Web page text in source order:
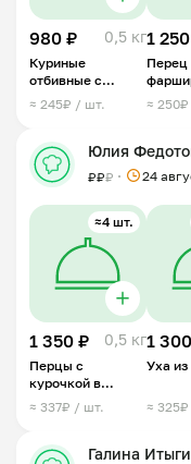
980 ₽ 0,5 кг
Куриные
отбивные с
ананасом под
≈ 245₽ / шт.
1
Перец
≈
Юлия
₽₽₽ 24
≈4 шт.
1 350 ₽ 0,5 кг
Перцы с
курочкой в
сливках
≈ 337₽ / шт.
1
Уха
≈
Галина